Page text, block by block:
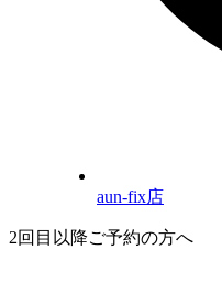
aun-fix店
2回目以降ご予約の方へ